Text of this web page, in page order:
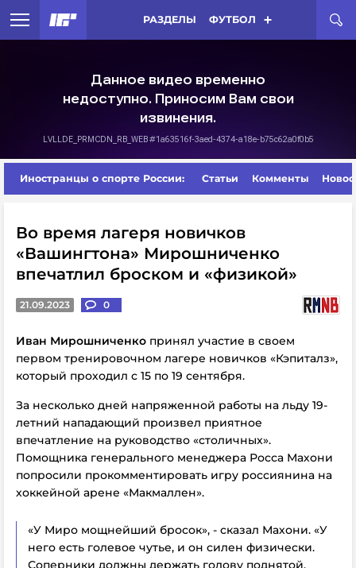
РАЗДЕЛЫ ФУТБОЛ
Иностранцы о спорте России: Статьи Комменты
Во время лагеря новичков
«Вашингтона» Мирошниченко
впечатлил броском и «физикой»
21.09.2023 0
Иван Мирошниченко принял участие в своем
первом тренировочном лагере новичков «Кэпиталз»,
который проходил с 15 по 19 сентября.
За несколько дней напряженной работы на льду 19-
летний нападающий произвел приятное
впечатление на руководство «столичных».
Помощника генерального менеджера Росса Махони
попросили прокомментировать игру россиянина на
хоккейной арене «Макмаллен».
«У Миро мощнейший бросок», - сказал Махони. «У
него есть голевое чутье, и он силен физически.
Соперники должны держать голову поднятой,